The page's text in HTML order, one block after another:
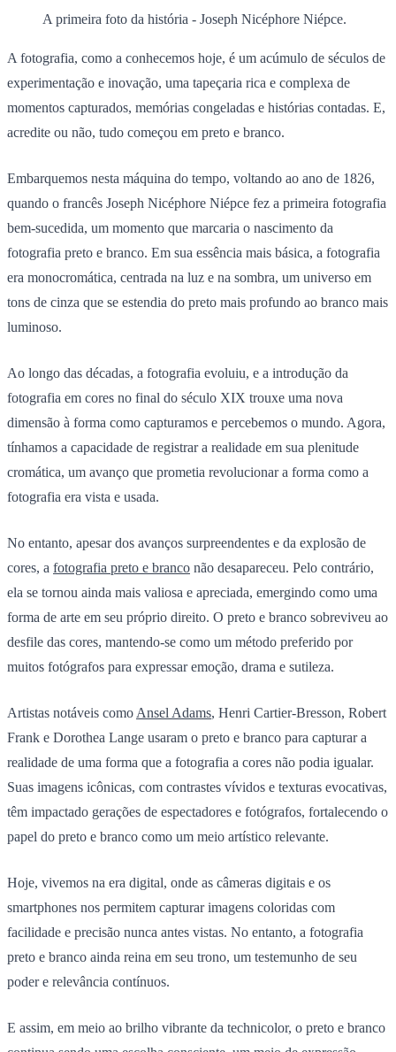
A primeira foto da história - Joseph Nicéphore Niépce.
A fotografia, como a conhecemos hoje, é um acúmulo de séculos de
experimentação e inovação, uma tapeçaria rica e complexa de
momentos capturados, memórias congeladas e histórias contadas. E,
acredite ou não, tudo começou em preto e branco.
Embarquemos nesta máquina do tempo, voltando ao ano de 1826,
quando o francês Joseph Nicéphore Niépce fez a primeira fotografia
bem-sucedida, um momento que marcaria o nascimento da
fotografia preto e branco. Em sua essência mais básica, a fotografia
era monocromática, centrada na luz e na sombra, um universo em
tons de cinza que se estendia do preto mais profundo ao branco mais
luminoso.
Ao longo das décadas, a fotografia evoluiu, e a introdução da
fotografia em cores no final do século XIX trouxe uma nova
dimensão à forma como capturamos e percebemos o mundo. Agora,
tínhamos a capacidade de registrar a realidade em sua plenitude
cromática, um avanço que prometia revolucionar a forma como a
fotografia era vista e usada.
No entanto, apesar dos avanços surpreendentes e da explosão de
cores, a fotografia preto e branco não desapareceu. Pelo contrário,
ela se tornou ainda mais valiosa e apreciada, emergindo como uma
forma de arte em seu próprio direito. O preto e branco sobreviveu ao
desfile das cores, mantendo-se como um método preferido por
muitos fotógrafos para expressar emoção, drama e sutileza.
Artistas notáveis como Ansel Adams, Henri Cartier-Bresson, Robert
Frank e Dorothea Lange usaram o preto e branco para capturar a
realidade de uma forma que a fotografia a cores não podia igualar.
Suas imagens icônicas, com contrastes vívidos e texturas evocativas,
têm impactado gerações de espectadores e fotógrafos, fortalecendo o
papel do preto e branco como um meio artístico relevante.
Hoje, vivemos na era digital, onde as câmeras digitais e os
smartphones nos permitem capturar imagens coloridas com
facilidade e precisão nunca antes vistas. No entanto, a fotografia
preto e branco ainda reina em seu trono, um testemunho de seu
poder e relevância contínuos.
E assim, em meio ao brilho vibrante da technicolor, o preto e branco